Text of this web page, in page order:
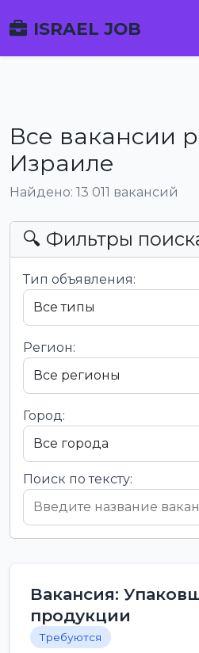
ISRAEL JOB
Все вакансии
Израиле
Найдено: 13 011 вакансий
🔍 Фильтры
Тип объявления:
Регион:
Город:
Поиск по тексту:
Вакансия:
продукции
Требуются